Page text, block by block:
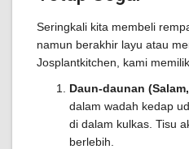
Seringkali kita membeli
namun berakhir layu atau
Josplantkitchen, kami
Daun-daunan
dalam wadah kedap
di dalam kulkas. Tisu
berlebih.